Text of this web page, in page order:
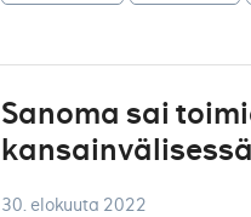
Sanoma sai
30. elokuuta 2022